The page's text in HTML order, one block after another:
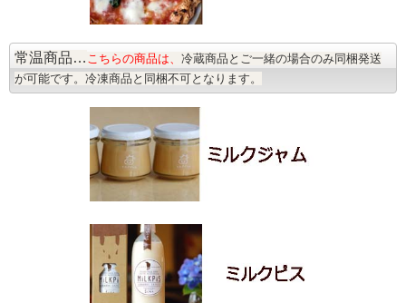
常温商品… こちらの商品は、 冷蔵商品とご一緒の場合のみ同梱発送
が可能です。冷凍商品と同梱不可となります。